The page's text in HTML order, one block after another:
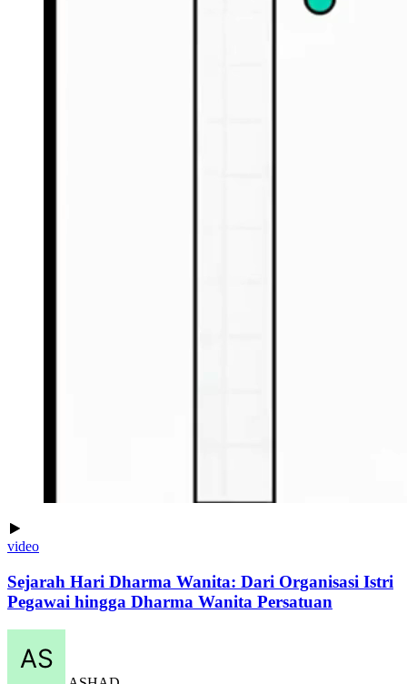
video
Sejarah Hari Dharma Wanita: Dari Organisasi Istri
Pegawai hingga Dharma Wanita Persatuan